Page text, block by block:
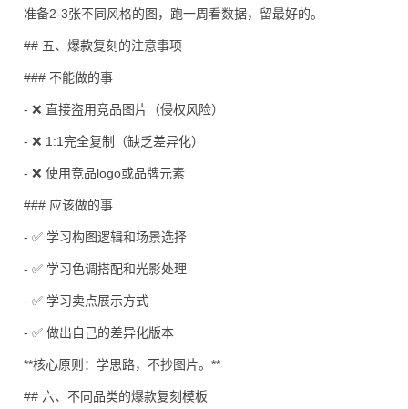
准备2-3张不同风格的图，跑一周看数据，留最好的。
## 五、爆款复刻的注意事项
### 不能做的事
- ❌ 直接盗用竞品图片（侵权风险）
- ❌ 1:1完全复制（缺乏差异化）
- ❌ 使用竞品logo或品牌元素
### 应该做的事
- ✅ 学习构图逻辑和场景选择
- ✅ 学习色调搭配和光影处理
- ✅ 学习卖点展示方式
- ✅ 做出自己的差异化版本
**核心原则：学思路，不抄图片。**
## 六、不同品类的爆款复刻模板